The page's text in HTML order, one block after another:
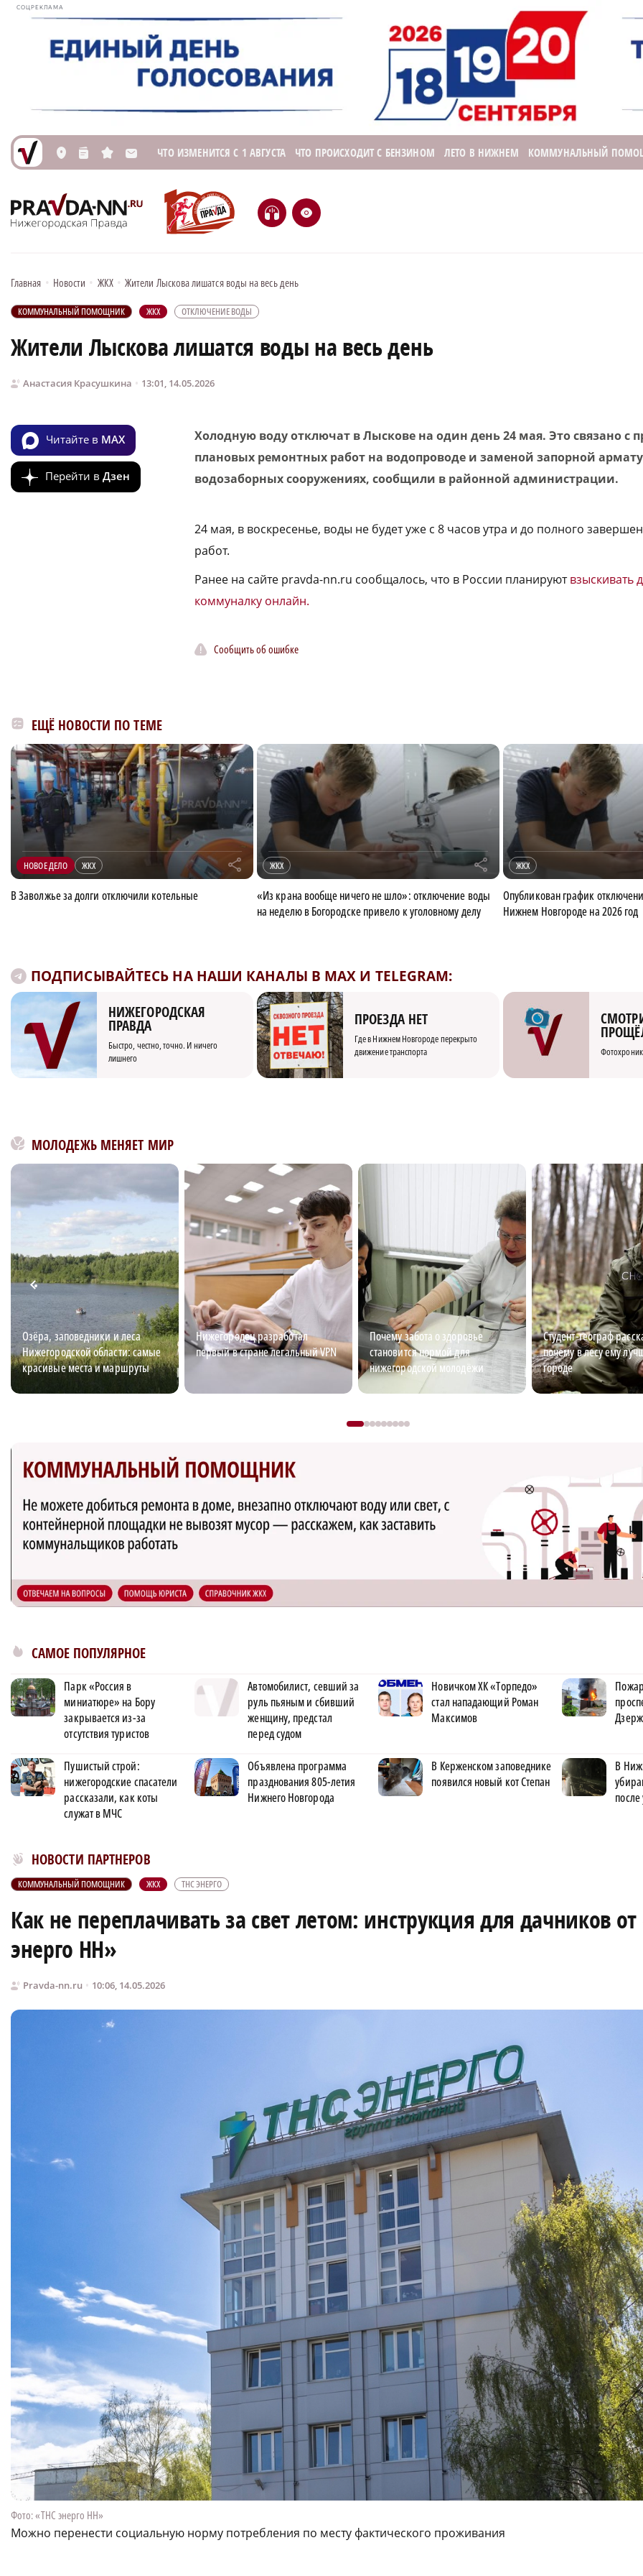
СОЦРЕКЛАМА
L n s M ЧТО ИЗМЕНИТСЯ С 1 АВГУСТА ЧТО ПРОИСХОДИТ С БЕНЗИНОМ ЛЕТО В НИЖНЕМ КОММУНАЛЬНЫЙ
H e
Главная • Новости • ЖКХ • Жители Лыскова лишатся воды на весь день
КОММУНАЛЬНЫЙ ПОМОЩНИК ЖКХ ОТКЛЮЧЕНИЕ ВОДЫ
Жители Лыскова лишатся воды на весь день
Анастасия Красушкина 13:01, 14.05.2026
Читайте в MAX
Перейти в Дзен
Холодную воду отключат в Лыскове на один день 24 мая. Это связано с
плановых ремонтных работ на водопроводе и заменой запорной
водозаборных сооружениях, сообщили в районной администрации.
24 мая, в воскресенье, воды не будет уже с 8 часов утра и до полного
работ.
Ранее на сайте pravda-nn.ru сообщалось, что в России планируютвзыскивать
коммуналку онлайн.
Сообщить об ошибке
ЕЩЁ НОВОСТИ ПО ТЕМЕ
НОВОЕ ДЕЛО ЖКХ r
В Заволжье за долги отключили котельные
ЖКХ r
«Из крана вообще ничего не шло»: отключение воды
на неделю в Богородске привело к уголовному делу
ЖКХ
Опубликован график
Нижнем Новгороде на 2026 год
ПОДПИСЫВАЙТЕСЬ НА НАШИ КАНАЛЫ В MAX И TELEGRAM:
НИЖЕГОРОДСКАЯ
ПРАВДА
Быстро, честно, точно. И ничего
лишнего
ПРОЕЗДА НЕТ
Где в Нижнем Новгороде перекрыто
движение транспорта
МОЛОДЕЖЬ МЕНЯЕТ МИР
Озёра, заповедники и леса
Нижегородской области: самые
красивые места и маршруты
Нижегородец разработал
первый в стране легальный VPN
Почему забота о здоровье
становится нормой для
нижегородской молодёжи
Студент-географ
почему в лесу ему
городе
САМОЕ ПОПУЛЯРНОЕ
Парк «Россия в
миниатюре» на Бору
закрывается из-за
отсутствия туристов
Автомобилист, севший за
руль пьяным и сбивший
женщину, предстал
перед судом
Новичком ХК «Торпедо»
стал нападающий Роман
Максимов
Пушистый строй:
нижегородские спасатели
рассказали, как коты
служат в МЧС
Объявлена программа
празднования 805-летия
Нижнего Новгорода
В Керженском заповеднике
появился новый кот Степан
В
после
НОВОСТИ ПАРТНЕРОВ
Новости МирТесен
КОММУНАЛЬНЫЙ ПОМОЩНИК ЖКХ ТНС ЭНЕРГО
Как не переплачивать за свет летом: инструкция для дачников
энерго НН»
Pravda-nn.ru 10:06, 14.05.2026
Фото: «ТНС энерго НН»
Можно перенести социальную норму потребления по месту фактического проживания